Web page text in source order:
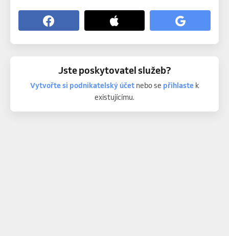
Jste poskytovatel služeb?
Vytvořte si podnikatelský účetnebo se přihlastek
existujícímu.